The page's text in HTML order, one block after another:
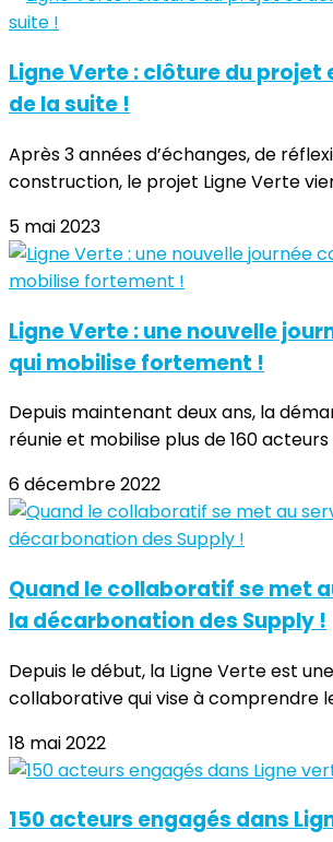
Ligne Verte : clôture du
de la suite !
Après 3 années d’échanges, de
construction, le projet Ligne Verte
5 mai 2023
Ligne Verte : une nouvelle
qui mobilise fortement !
Depuis maintenant deux ans, la
réunie et mobilise plus de 160 acteurs
6 décembre 2022
Quand le collaboratif se met
la décarbonation des Supply !
Depuis le début, la Ligne Verte est
collaborative qui vise à comprendre
18 mai 2022
150 acteurs engagés dans